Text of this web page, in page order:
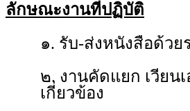
ลักษณะงานที่ปฏิบัติ
๑. รับ-ส่งหนังสือด้ว
๒. งานคัดแยก เวียน
เกี่ยวข้อง